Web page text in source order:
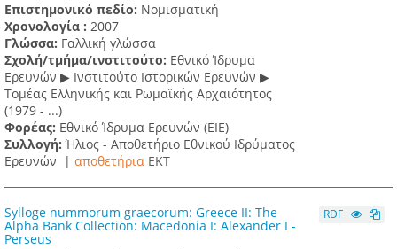
Επιστημονικό πεδίο: Νομισματική
Χρονολογία : 2007
Γλώσσα: Γαλλική γλώσσα
Σχολή/τμήμα/ινστιτούτο: Εθνικό Ίδρυμα
Ερευνών ▶ Ινστιτούτο Ιστορικών Ερευνών ▶
Τομέας Ελληνικής και Ρωμαϊκής Αρχαιότητος
(1979 - ...)
Φορέας: Εθνικό Ίδρυμα Ερευνών (ΕΙΕ)
Συλλογή:Ήλιος - Αποθετήριο Εθνικού Ιδρύματος
Ερευνών | αποθετήρια EKT
Sylloge nummorum graecorum: Greece II: The
Alpha Bank Collection: Macedonia I: Alexander I -
Perseus
RDF